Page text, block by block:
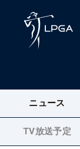
ニュース
TV放送予定